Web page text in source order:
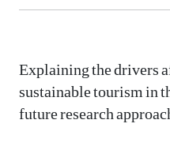
Explaining the drivers
sustainable tourism in
future research